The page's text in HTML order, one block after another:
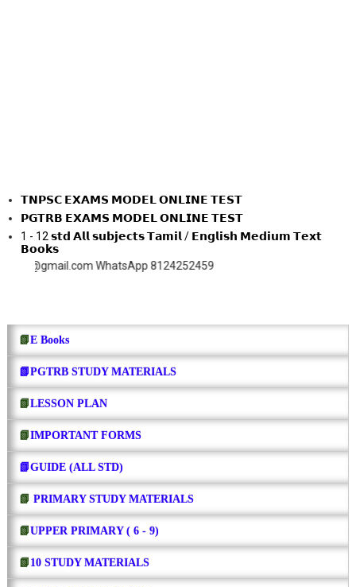
𝗧𝗡𝗣𝗦𝗖 𝗘𝗫𝗔𝗠𝗦 𝗠𝗢𝗗𝗘𝗟 𝗢𝗡𝗟𝗜𝗡𝗘 𝗧𝗘𝗦𝗧
𝗣𝗚𝗧𝗥𝗕 𝗘𝗫𝗔𝗠𝗦 𝗠𝗢𝗗𝗘𝗟 𝗢𝗡𝗟𝗜𝗡𝗘 𝗧𝗘𝗦𝗧
1 - 12 𝘀𝘁𝗱 𝗔𝗹𝗹 𝘀𝘂𝗯𝗷𝗲𝗰𝘁𝘀 𝗧𝗮𝗺𝗶𝗹 / 𝗘𝗻𝗴𝗹𝗶𝘀𝗵 𝗠𝗲𝗱𝗶𝘂𝗺 𝗧𝗲𝘅𝘁
𝗕𝗼𝗼𝗸𝘀
WhatsApp 8124252459
📗E Books
📗PGTRB STUDY MATERIALS
📗LESSON PLAN
📗IMPORTANT FORMS
📗GUIDE (ALL STD)
📗 PRIMARY STUDY MATERIALS
📗UPPER PRIMARY ( 6 - 9)
📗 10 STUDY MATERIALS